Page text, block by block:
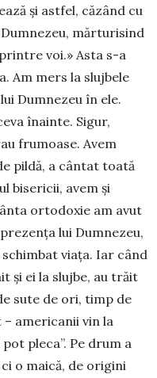
şi astfel, căzând cu
mărturisind
voi.» Asta s-a
Am mers la slujbele
Dumnezeu în ele.
înainte. Sigur,
frumoase. Avem
pildă, a cântat toată
bisericii, avem și
ortodoxie am avut
lui Dumnezeu,
viața. Iar când
și ei la slujbe, au trăit
sute de ori, timp de
americanii vin la
pleca”. Pe drum a
o maică, de origini